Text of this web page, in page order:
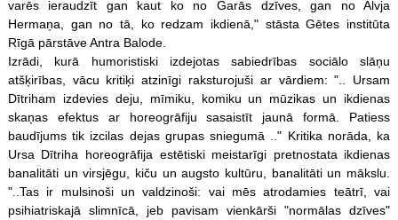
varēs ieraudzīt gan kaut ko no Garās dzīves, gan no Alvja
Hermaņa, gan no tā, ko redzam ikdienā," stāsta Gētes institūta
Rīgā pārstāve Antra Balode.
Izrādi, kurā humoristiski izdejotas sabiedrības sociālo slāņu
atšķirības, vācu kritiķi atzinīgi raksturojuši ar vārdiem: ".. Ursam
Dītriham izdevies deju, mīmiku, komiku un mūzikas un ikdienas
skaņas efektus ar horeogrāfiju sasaistīt jaunā formā. Patiess
baudījums tik izcilas dejas grupas sniegumā .." Kritika norāda, ka
Ursa Dītriha horeogrāfija estētiski meistarīgi pretnostata ikdienas
banalitāti un virsjēgu, kiču un augsto kultūru, banalitāti un mākslu.
"..Tas ir mulsinoši un valdzinoši: vai mēs atrodamies teātrī, vai
psihiatriskajā slimnīcā, jeb pavisam vienkārši "normālas dzīves"